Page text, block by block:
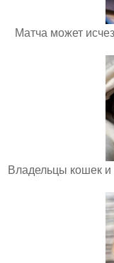
Матча может
Владельцы кошек и